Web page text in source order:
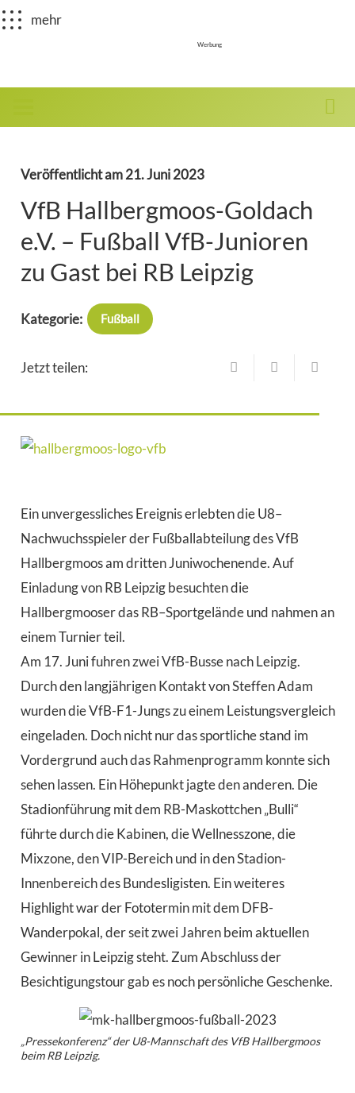
mehr
Werbung
Veröffentlicht am21. Juni 2023
VfB Hallbergmoos-Goldach
e.V. – Fußball VfB-Junioren
zu Gast bei RB Leipzig
Kategorie: Fußball
Jetzt teilen:
Ein unvergesslichesEreignis erlebten die U8–
Nachwuchsspieler der Fußballabteilung des VfB
Hallbergmoos amdrittenJuniwochenende. Auf
Einladung vonRB Leipzig besuchten die
Hallbergmooserdas RB–Sportgelände und nahmen an
einem Turnier teil.
Am 17. Juni fuhren zwei VfB-Busse nach Leipzig.
Durch den langjährigen Kontakt von Steffen Adam
wurdendieVfB-F1-Jungs zu einem Leistungsvergleich
eingeladen. Doch nicht nur das sportliche stand im
Vordergrund auch das Rahmenprogramm konnte sich
sehen lassen. Ein Höhepunkt jagte den anderen. Die
Stadionführung mit dem RB-Maskottchen „Bulli“
führte durch die Kabinen,dieWellnesszone,die
Mixzone,denVIP-Bereich und in den Stadion-
Innenbereichdes Bundesligisten. Ein weiteres
Highlight war der Fototermin mit dem DFB-
Wanderpokal, der seit zwei Jahrenbeim aktuellen
Gewinnerin Leipzig steht. Zum Abschluss der
Besichtigungstour gab es noch persönliche Geschenke.
„Pressekonferenz“ der U8-Mannschaft des VfB Hallbergmoos
beim RB Leipzig.